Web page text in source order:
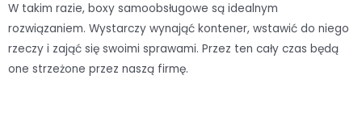
W takim razie, boxy samoobsługowe są idealnym
rozwiązaniem. Wystarczy wynająć kontener, wstawić do niego
rzeczy i zająć się swoimi sprawami. Przez ten cały czas będą
one strzeżone przez naszą firmę.